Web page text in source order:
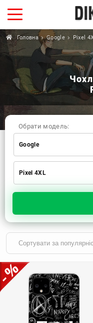
Головна Google Pixel
Обрати модель:
Google
Xiaomi
Apple
Huawei
Realme
TECNO
ZTE
OnePlus
Motorola
Pixel 4XL